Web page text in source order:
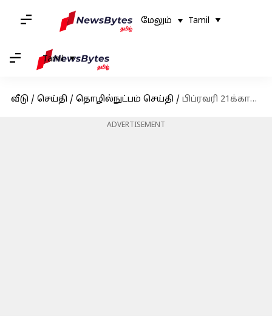
மேலும் Tamil
Tamil
வீடு / செய்தி / தொழில்நுட்பம் செய்தி / பிப்ரவரி 21க்கான Free Fire MAX இலவச குறியீடுகள் - பெறுவதற்கான வழிமுறைகள்;
ADVERTISEMENT